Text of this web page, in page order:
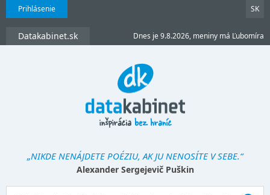
Prihlásenie SK
Datakabinet.sk Dnes je 9.8.2026, meniny má Ľubomíra
„NIKDE NENÁJDETE POÉZIU, AK JU NENOSÍTE V SEBE.“
Alexander Sergejevič Puškin